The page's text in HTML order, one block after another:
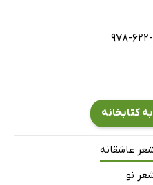
978-
کتابخانه
عاشقانه
نو